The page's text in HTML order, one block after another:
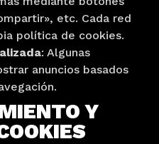
etc. Cada red
política de cookies.
: Algunas
anuncios basados
Y